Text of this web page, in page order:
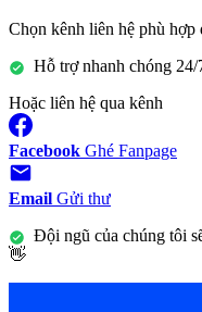
Chọn kênh liên hệ phù hợp
Hỗ trợ nhanh chóng 24/
Hoặc liên hệ qua kênh
Facebook Ghé Fanpage
Email Gửi thư
Đội ngũ của chúng tôi
👋